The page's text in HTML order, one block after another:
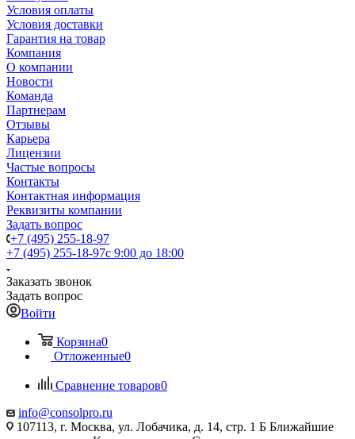
Условия оплаты
Условия доставки
Гарантия на товар
Компания
О компании
Новости
Команда
Партнерам
Отзывы
Карьера
Лицензии
Частые вопросы
Контакты
Контактная информация
Реквизиты компании
Задать вопрос
+7 (495) 255-18-97
+7 (495) 255-18-97с 9:00 до 18:00
Заказать звонок
Задать вопрос
Войти
Корзина0
Отложенные0
Сравнение товаров0
info@consolpro.ru
107113, г. Москва, ул. Лобачика, д. 14, стр. 1 Б Ближайшие